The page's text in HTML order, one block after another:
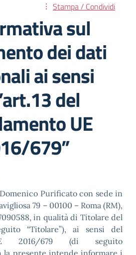
Stampa / Condividi
sul
dei dati
ai sensi
del
UE
679”
Purificato con sede in
79 – 00100 – Roma (RM),
in qualità di Titolare del
“Titolare”), ai sensi del
2016/679 (di seguito
la presente intende informare i